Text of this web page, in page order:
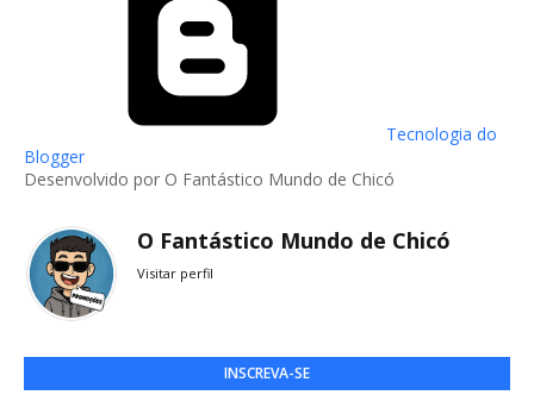
Tecnologia do
Blogger
Desenvolvido por O Fantástico Mundo de Chicó
O Fantástico Mundo de Chicó
Visitar perfil
INSCREVA-SE